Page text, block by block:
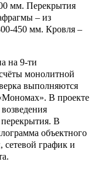
мм. Перекрытия
– из
450 мм. Кровля –
на 9-ти
монолитной
выполняются
В проекте
В
объектного
сетевой график и